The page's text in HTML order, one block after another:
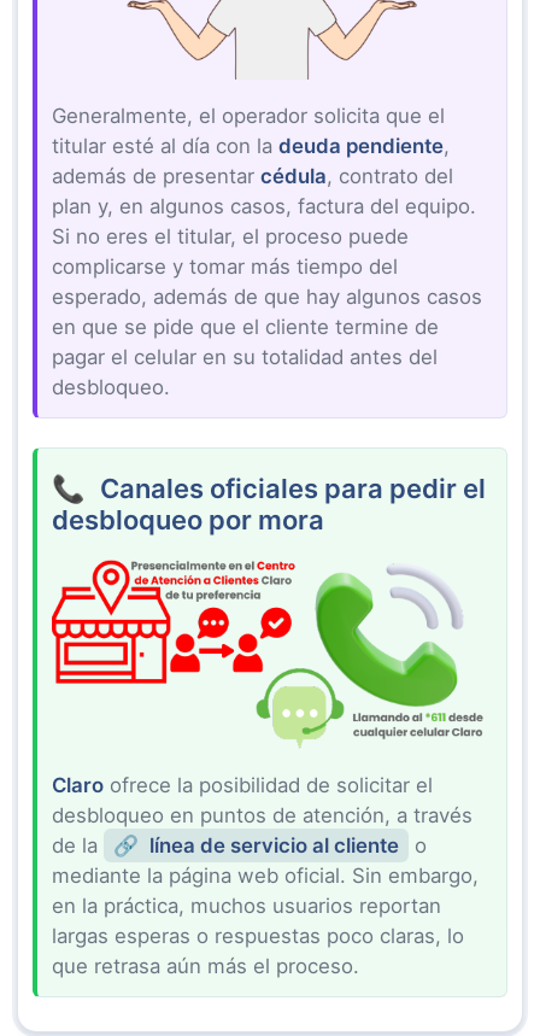
Generalmente, el operador solicita que el
titular esté al día con la deuda pendiente,
además de presentar cédula, contrato del
plan y, en algunos casos, factura del equipo.
Si no eres el titular, el proceso puede
complicarse y tomar más tiempo del
esperado, además de que hay algunos casos
en que se pide que el cliente termine de
pagar el celular en su totalidad antes del
desbloqueo.
Canales oficiales para pedir el
desbloqueo por mora
Claro ofrece la posibilidad de solicitar el
desbloqueo en puntos de atención, a través
de la
línea de servicio al cliente
o
mediante la página web oficial. Sin embargo,
en la práctica, muchos usuarios reportan
largas esperas o respuestas poco claras, lo
que retrasa aún más el proceso.